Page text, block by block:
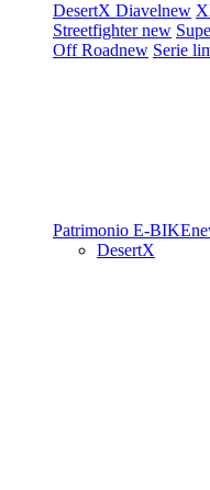
DesertX Diavelnew
Streetfighternew
Off Roadnew Serie
Patrimonio E-BIKE
DesertX